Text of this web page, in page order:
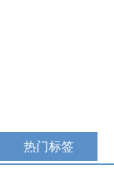
热门标签